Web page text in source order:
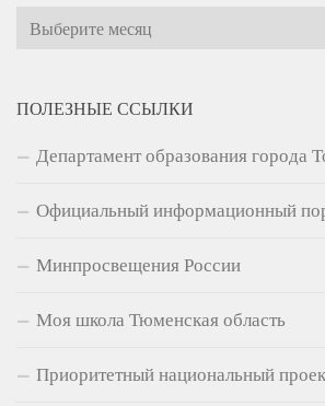
Архивы
ПОЛЕЗНЫЕ ССЫЛКИ
Департамент образования города
Официальный информационный
Минпросвещения России
Моя школа Тюменская область
Приоритетный национальный